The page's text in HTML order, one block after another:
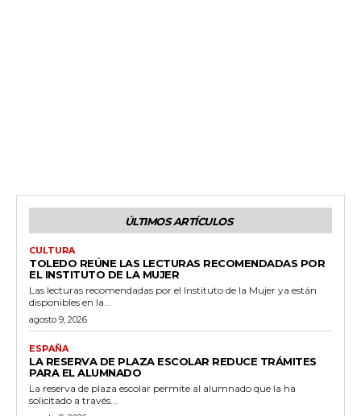
ÚLTIMOS ARTÍCULOS
CULTURA
TOLEDO REÚNE LAS LECTURAS RECOMENDADAS POR
EL INSTITUTO DE LA MUJER
Las lecturas recomendadas por el Instituto de la Mujer ya están
disponibles en la...
agosto 9, 2026
ESPAÑA
LA RESERVA DE PLAZA ESCOLAR REDUCE TRÁMITES
PARA EL ALUMNADO
La reserva de plaza escolar permite al alumnado que la ha
solicitado a través...